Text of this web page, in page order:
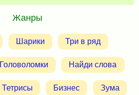
Жанры
Шарики Три в ряд
Головоломки Найди слова
Тетрисы Бизнес Зума